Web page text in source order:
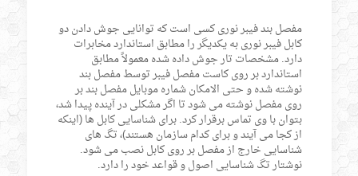
مفصل بند فیبر نوری کسی است که توانایی جوش دادن دو
کابل فیبر نوری به یکدیگر را مطابق استاندارد مخابرات
دارد. مشخصات تار جوش داده شده معمولاً مطابق
استاندارد بر روی کاست مفصل فیبر توسط مفصل بند
نوشته شده و حتی الامکان شماره موبایل مفصل بند بر
روی مفصل نوشته می شود تا اگر مشکلی در آینده پیدا شد،
بتوان با وی تماس برقرار کرد. برای شناسایی کابل ها (اینکه
از کجا می آیند و برای کدام سازمان هستند)، تگ های
شناسایی خارج از مفصل بر روی کابل نصب می شود.
نوشتار تگ شناسایی اصول و قواعد خود را دارد.